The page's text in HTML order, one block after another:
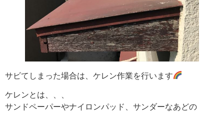
サビてしまった場合は、ケレン作業を行います
ケレンとは、、、
サンドペーパーやナイロンパッド、サンダーなあどの